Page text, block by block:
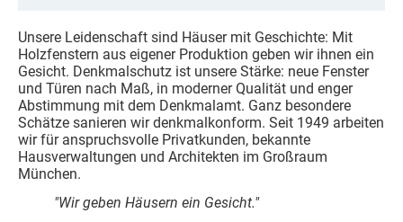
Unsere Leidenschaft sind Häuser mit Geschichte: Mit
Holzfenstern aus eigener Produktion geben wir ihnen ein
Gesicht. Denkmalschutz ist unsere Stärke: neue Fenster
und Türen nach Maß, in moderner Qualität und enger
Abstimmung mit dem Denkmalamt. Ganz besondere
Schätze sanieren wir denkmalkonform. Seit 1949 arbeiten
wir für anspruchsvolle Privatkunden, bekannte
Hausverwaltungen und Architekten im Großraum
München.
"Wir geben Häusern ein Gesicht."